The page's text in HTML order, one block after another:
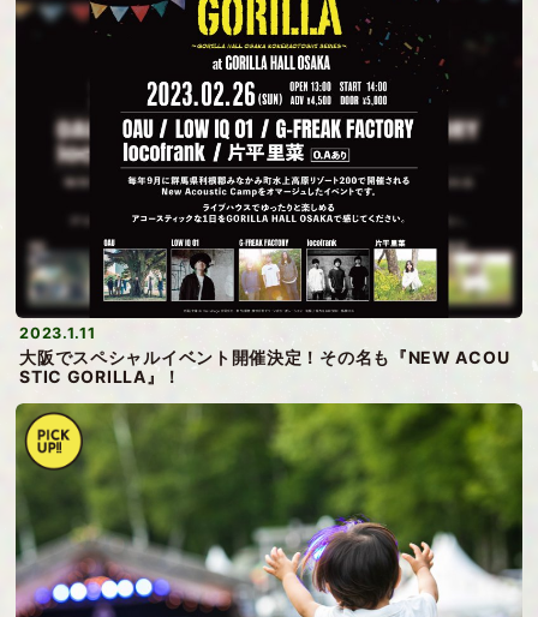
2023.1.11
大阪でスペシャルイベント開催決定！その名も『NEW ACOU
STIC GORILLA』！